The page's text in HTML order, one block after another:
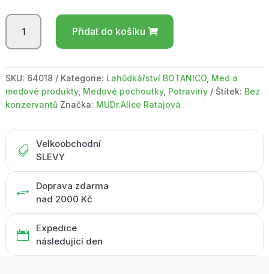
PROCYON
Medová
145
/
čínskou
množství
Přidat do košíku
SKU: 64018 Kategorie: Lahůdkářství BOTANICO, Med a
medové produkty, Medové pochoutky, Potraviny Štítek: Bez
konzervantů Značka: MUDr.Alice Ratajová

Velkoobchodní
SLEVY
+
Doprava zdarma
nad 2000 Kč

Expedice
následující den